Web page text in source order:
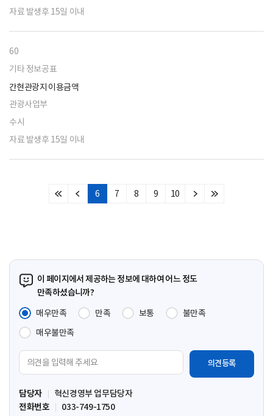
자료 발생후 15일 이내
60
기타 정보공표
간현관광지 이용금액
관광사업부
수시
자료 발생후 15일 이내
처
이
6 7 8 9 10
다
마
이 페이지에서 제공하는 정보에 대하여 어느 정도
만족하셨습니까?
매우만족
만족 보통
불만족
매우불만족
견
입
력
담당자
혁신경영부 업무담당자
전화번호
033-749-1750